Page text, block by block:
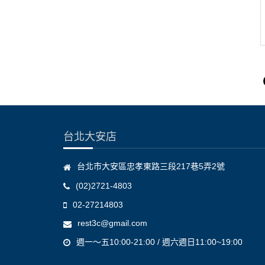
台北大安店
台北市大安區忠孝東路三段217巷5弄2號
(02)2721-4803
02-27214803
rest3c@gmail.com
週一～五10:00-21:00 / 週六週日11:00~19:00